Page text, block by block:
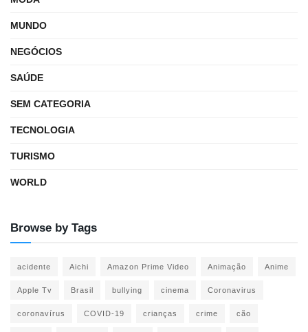
MUNDO
NEGÓCIOS
SAÚDE
SEM CATEGORIA
TECNOLOGIA
TURISMO
WORLD
Browse by Tags
acidente Aichi Amazon Prime Video Animação Anime
Apple Tv Brasil bullying cinema Coronavirus
coronavírus COVID-19 crianças crime cão